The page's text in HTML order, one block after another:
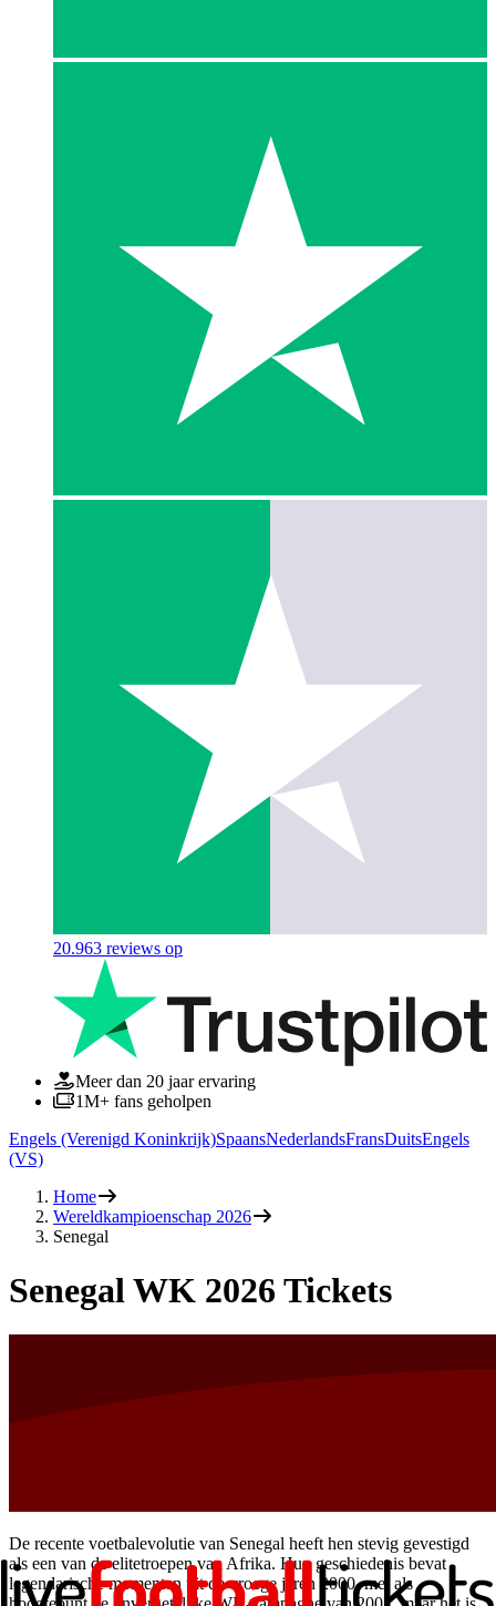
20.963 reviews op
Meer dan 20 jaar ervaring
1M+ fans geholpen
Engels (Verenigd Koninkrijk)SpaansNederlandsFransDuitsEngels
(VS)
Home
Wereldkampioenschap 2026
Senegal
Senegal WK 2026 Tickets
De recente voetbalevolutie van Senegal heeft hen stevig gevestigd
als een van de elitetroepen van Afrika. Hun geschiedenis bevat
legendarische momenten uit de vroege jaren 2000, met als